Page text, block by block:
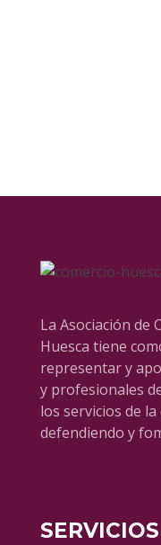
La Asociación de
Huesca tiene
representar y
y profesionales
los servicios de la
defendiendo y
SERVICIOS